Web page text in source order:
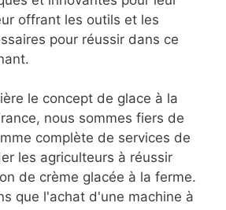
offrant les outils et les
pour réussir dans ce
le concept de glace à la
nous sommes fiers de
complète de services de
les agriculteurs à réussir
de crème glacée à la ferme.
que l'achat d'une machine à